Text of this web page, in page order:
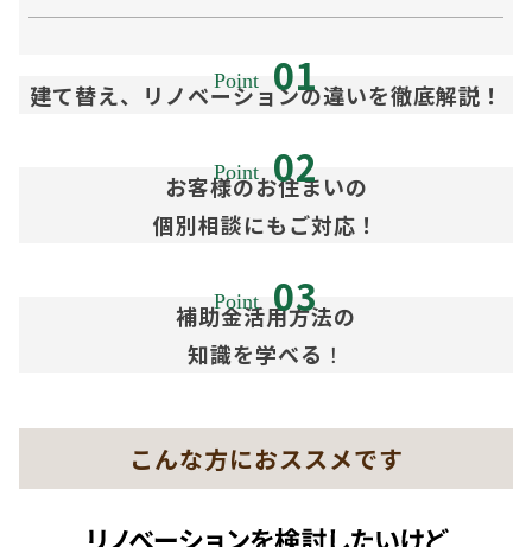
建て替え、リノベーションの違いを徹底解説！
お客様のお住まいの
個別相談にもご対応！
補助金活用方法の
知識を学べる ！
こんな方におススメです